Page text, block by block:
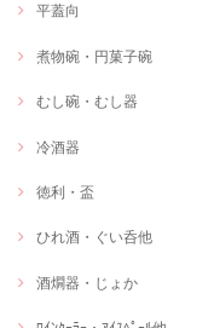
平蓋向
煮物碗・円菓子碗
むし碗・むし器
冷酒器
徳利・盃
ひれ酒・ぐい呑他
酒燗器・じょか